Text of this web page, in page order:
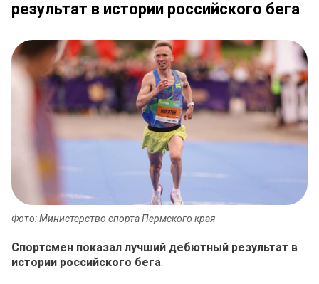
результат в истории российского бега
Фото: Министерство спорта Пермского края
Спортсмен показал лучший дебютный результат в
истории российского бега.